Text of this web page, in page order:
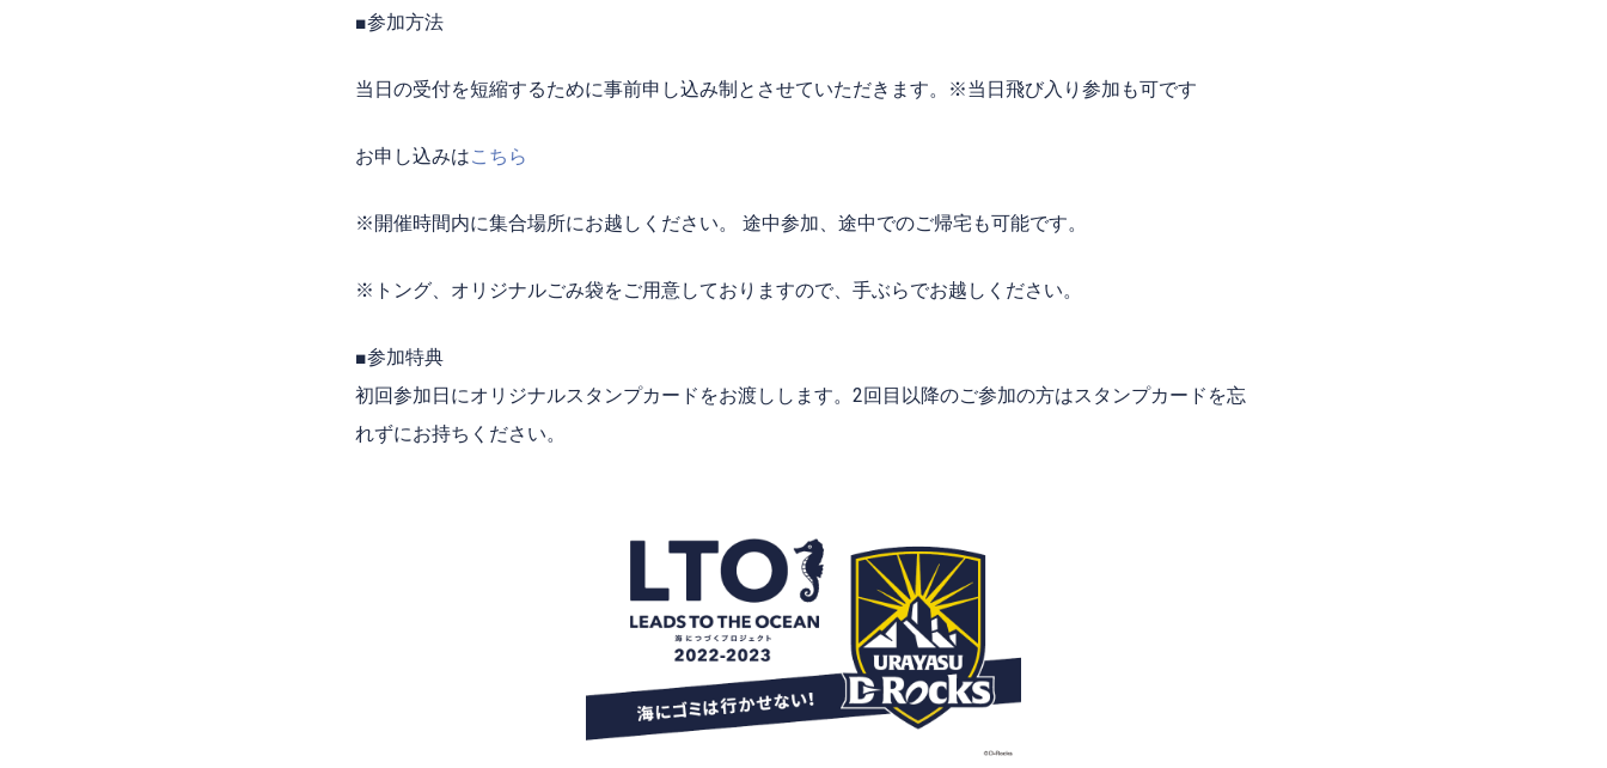
■参加方法
当日の受付を短縮するために事前申し込み制とさせていただきます。※当日飛び入り参加も可です
お申し込みはこちら
※開催時間内に集合場所にお越しください。 途中参加、途中でのご帰宅も可能です。
※トング、オリジナルごみ袋をご用意しておりますので、手ぶらでお越しください。
■参加特典
初回参加日にオリジナルスタンプカードをお渡しします。2回目以降のご参加の方はスタンプカードを忘
れずにお持ちください。